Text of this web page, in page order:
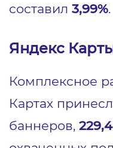
составил 3,99%.
Яндекс
Комплексное
Картах
баннеров,